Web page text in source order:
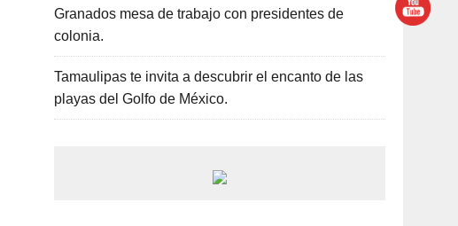
Granados mesa de trabajo con presidentes de
colonia.
Tamaulipas te invita a descubrir el encanto de las
playas del Golfo de México.